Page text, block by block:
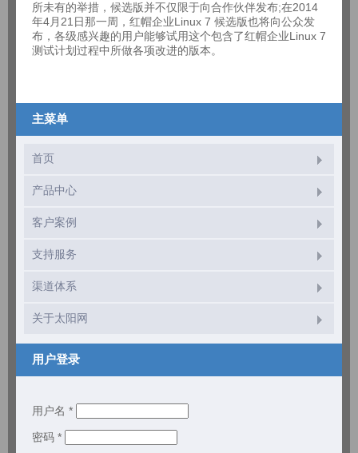
所未有的举措，候选版并不仅限于向合作伙伴发布;在2014
年4月21日那一周，红帽企业Linux 7 候选版也将向公众发
布，各级感兴趣的用户能够试用这个包含了红帽企业Linux 7
测试计划过程中所做各项改进的版本。
主菜单
首页
产品中心
客户案例
支持服务
渠道体系
关于太阳网
用户登录
用户名 *
密码 *